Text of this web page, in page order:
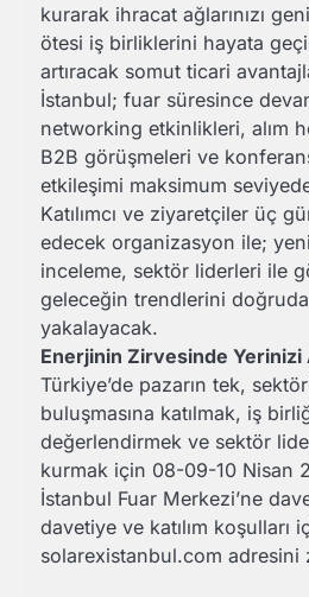
kurarak ihracat ağlarınızı
ötesi iş birliklerini hayata
artıracak somut ticari
İstanbul; fuar süresince
networking etkinlikleri, alım
B2B görüşmeleri ve
etkileşimi maksimum
Katılımcı ve ziyaretçiler üç
edecek organizasyon ile;
inceleme, sektör liderleri ile
geleceğin trendlerini
yakalayacak.
Enerjinin Zirvesinde Yerinizi
Türkiye’de pazarın tek,
buluşmasına katılmak, iş
değerlendirmek ve sektör
kurmak için 08-09-10 Nisan
İstanbul Fuar Merkezi’ne
davetiye ve katılım koşulları
solarexistanbul.com adresini